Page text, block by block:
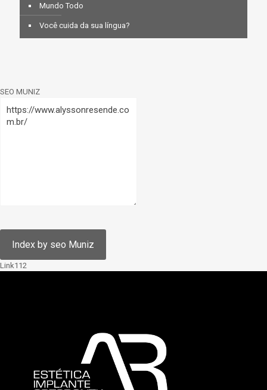
Mundo Todo
Você cuida da sua língua?
SEO MUNIZ
Link112